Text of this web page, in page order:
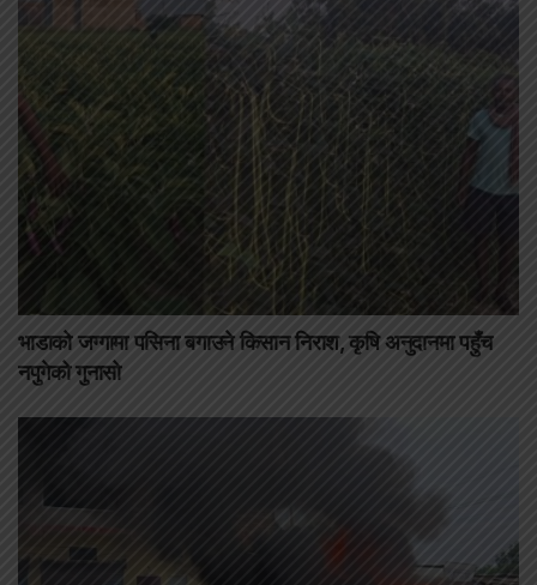
भाडाको जग्गामा पसिना बगाउने किसान निराश, कृषि अनुदानमा पहुँच
नपुगेको गुनासो